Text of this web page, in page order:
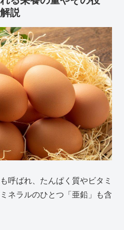
説
呼ばれ、たんぱく質やビタミ
ネラルのひとつ「亜鉛」も含